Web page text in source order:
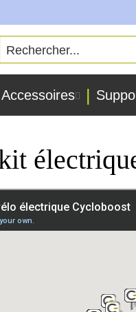
Accessoires